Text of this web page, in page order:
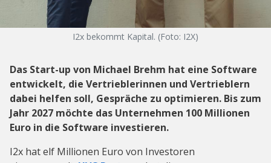
I2x bekommt Kapital. (Foto: I2X)
Das Start-up von Michael Brehm hat eine Software
entwickelt, die Vertrieblerinnen und Vertrieblern
dabei helfen soll, Gespräche zu optimieren. Bis zum
Jahr 2027 möchte das Unternehmen 100 Millionen
Euro in die Software investieren.
I2x hat elf Millionen Euro von Investoren